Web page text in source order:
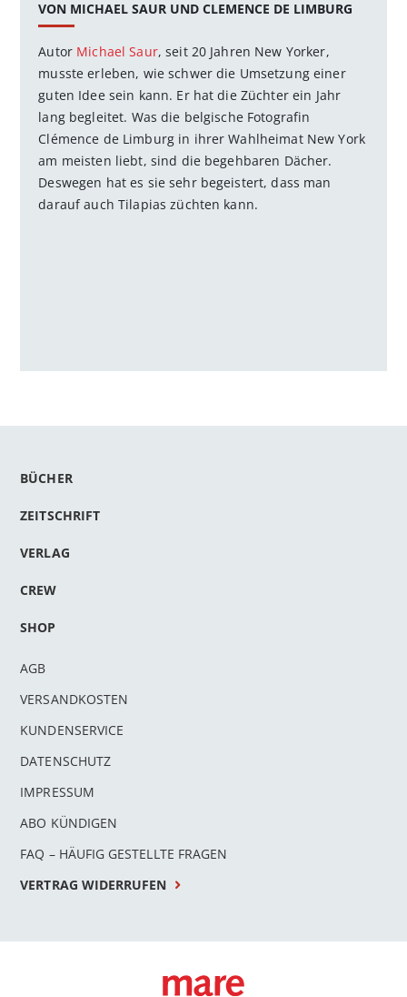
VON MICHAEL SAUR UND CLEMENCE DE LIMBURG
Autor Michael Saur, seit 20 Jahren New Yorker,
musste erleben, wie schwer die Umsetzung einer
guten Idee sein kann. Er hat die Züchter ein Jahr
lang begleitet. Was die belgische Fotografin
Clémence de Limburg in ihrer Wahlheimat New York
am meisten liebt, sind die begehbaren Dächer.
Deswegen hat es sie sehr begeistert, dass man
darauf auch Tilapias züchten kann.
BÜCHER
ZEITSCHRIFT
VERLAG
CREW
SHOP
AGB
VERSANDKOSTEN
KUNDENSERVICE
DATENSCHUTZ
IMPRESSUM
ABO KÜNDIGEN
FAQ – HÄUFIG GESTELLTE FRAGEN
VERTRAG WIDERRUFEN